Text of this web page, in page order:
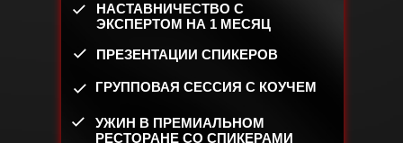
УЖИН В ПРЕМИАЛЬНОМ
РЕСТОРАНЕ СО СПИКЕРАМИ
НАСТАВНИЧЕСТВО С
ЭКСПЕРТОМ НА 1 МЕСЯЦ
ГРУППОВАЯ СЕССИЯ С КОУЧЕМ
ПРЕЗЕНТАЦИИ СПИКЕРОВ